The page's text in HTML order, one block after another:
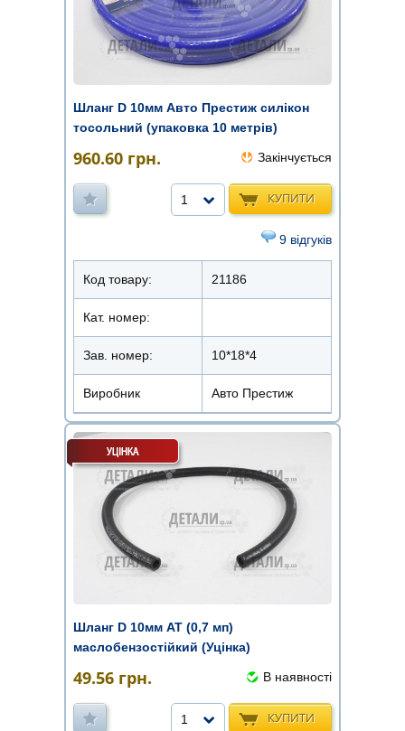
Шланг D 10мм Авто Престиж силікон
тосольний (упаковка 10 метрів)
960.60 грн. Закінчується
КУПИТИ
1
9 відгуків
Код товару: 21186
Кат. номер:
Зав. номер: 10*18*4
Виробник Авто Престиж
Шланг D 10мм АТ (0,7 мп)
маслобензостійкий (Уцінка)
49.56 грн. В наявності
КУПИТИ
1